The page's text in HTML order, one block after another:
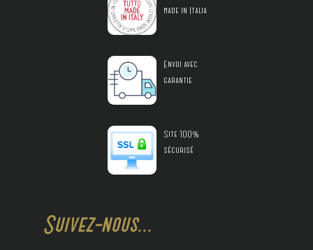
made in Italia
Envoi avec
garantie
Site 100%
sécurisé
Suivez-nous...